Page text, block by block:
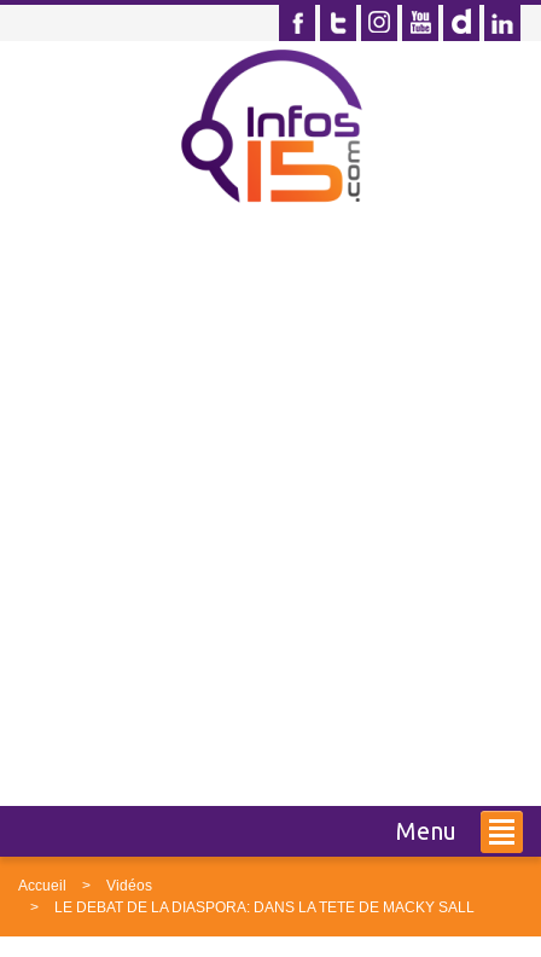
Menu
Accueil
Vidéos
LE DEBAT DE LA DIASPORA: DANS LA TETE DE MACKY SALL